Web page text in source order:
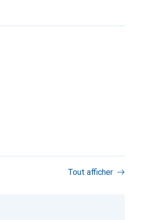
Tout afficher